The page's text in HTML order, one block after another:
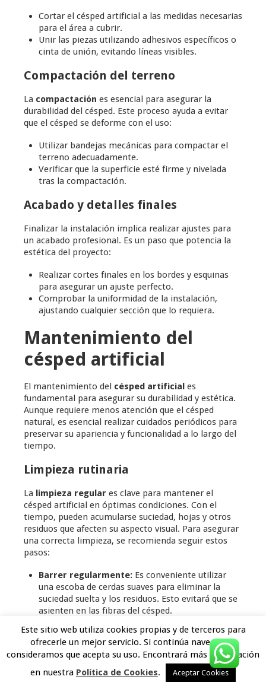
Cortar el césped artificial a las medidas necesarias
para el área a cubrir.
Unir las piezas utilizando adhesivos específicos o
cinta de unión, evitando líneas visibles.
Compactación del terreno
La compactación es esencial para asegurar la
durabilidad del césped. Este proceso ayuda a evitar
que el césped se deforme con el uso:
Utilizar bandejas mecánicas para compactar el
terreno adecuadamente.
Verificar que la superficie esté firme y nivelada
tras la compactación.
Acabado y detalles finales
Finalizar la instalación implica realizar ajustes para
un acabado profesional. Es un paso que potencia la
estética del proyecto:
Realizar cortes finales en los bordes y esquinas
para asegurar un ajuste perfecto.
Comprobar la uniformidad de la instalación,
ajustando cualquier sección que lo requiera.
Mantenimiento del
césped artificial
El mantenimiento del césped artificial es
fundamental para asegurar su durabilidad y estética.
Aunque requiere menos atención que el césped
natural, es esencial realizar cuidados periódicos para
preservar su apariencia y funcionalidad a lo largo del
tiempo.
Limpieza rutinaria
La limpieza regular es clave para mantener el
césped artificial en óptimas condiciones. Con el
tiempo, pueden acumularse suciedad, hojas y otros
residuos que afecten su aspecto visual. Para asegurar
una correcta limpieza, se recomienda seguir estos
pasos:
Barrer regularmente: Es conveniente utilizar
una escoba de cerdas suaves para eliminar la
suciedad suelta y los residuos. Esto evitará que se
asienten en las fibras del césped.
para limpiar el césped. Un chorro de agua a
presión ayuda a eliminar la tierra y otros
contaminantes.
Eliminar manchas:En caso de derrames, es
recomendable actuar rápidamente. Limpiar con
Este sitio web utiliza cookies propias y de terceros para
ofrecerle un mejor servicio. Si continúa navegando
consideramos que acepta su uso. Encontrará más información
en nuestra Política de Cookies. Aceptar Cookies